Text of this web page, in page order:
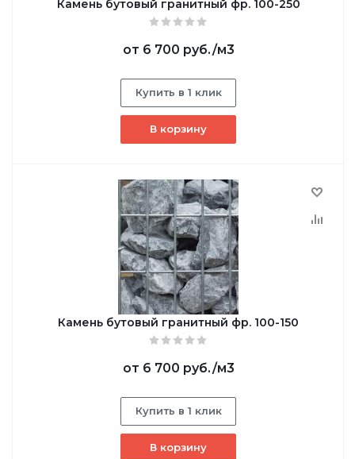
Камень бутовый гранитный фр. 100-250
от 6 700 руб./м3
Купить в 1 клик
В корзину
Камень бутовый гранитный фр. 100-150
от 6 700 руб./м3
Купить в 1 клик
В корзину